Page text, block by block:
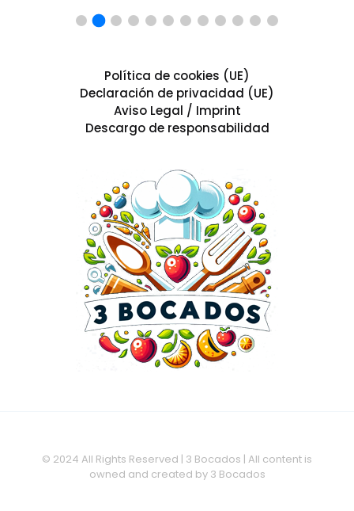
Política de cookies (UE)
Declaración de privacidad (UE)
Aviso Legal / Imprint
Descargo de responsabilidad
© 2024 All Rights Reserved | 3 Bocados | All content is
owned and created by 3 Bocados